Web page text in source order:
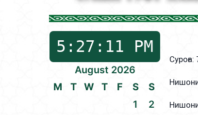
August 2026
M
T W T F S
S
1
2